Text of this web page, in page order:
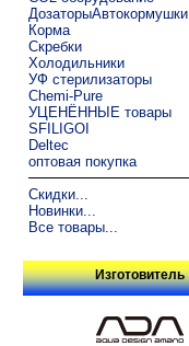
ДозаторыАвтокормушки
Корма
Скребки
Холодильники
УФ стерилизаторы
Chemi-Pure
УЦЕНЁННЫЕ товары
SFILIGOI
Deltec
оптовая покупка
Скидки...
Новинки...
Все товары...
Изготовитель